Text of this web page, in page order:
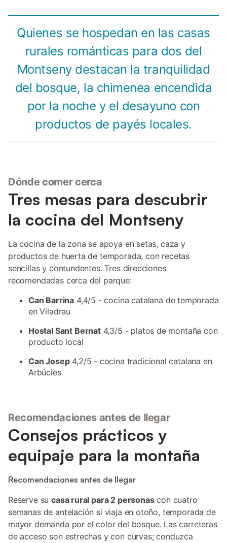
Quienes se hospedan en las casas
rurales románticas para dos del
Montseny destacan la tranquilidad
del bosque, la chimenea encendida
por la noche y el desayuno con
productos de payés locales.
Dónde comer cerca
Tres mesas para descubrir
la cocina del Montseny
La cocina de la zona se apoya en setas, caza y
productos de huerta de temporada, con recetas
sencillas y contundentes. Tres direcciones
recomendadas cerca del parque:
Can Barrina 4,4/5 - cocina catalana de temporada
en Viladrau
Hostal Sant Bernat4,3/5 - platos de montaña con
producto local
Can Josep4,2/5 - cocina tradicional catalana en
Arbúcies
Recomendaciones antes de llegar
Consejos prácticos y
equipaje para la montaña
Recomendaciones antes de llegar
Reserve sucasa rural para 2 personascon cuatro
semanas de antelación si viaja en otoño, temporada de
mayor demanda por el color del bosque. Las carreteras
de acceso son estrechas y con curvas; conduzca